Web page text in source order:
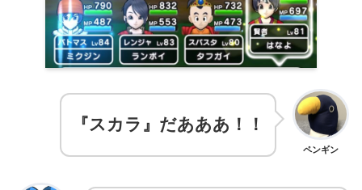
ペンギン
『スカラ』だあああ！！